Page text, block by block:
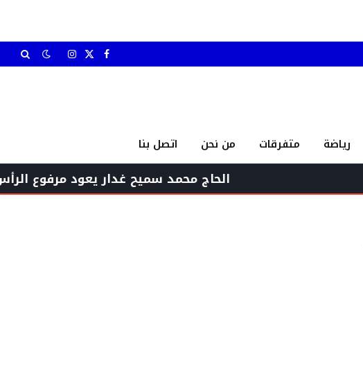
فيسبوك
X الانستغرام
رياضة متفرقات من نحن اتصل بنا
الحاج محمد سميح غدار يعود مرفوع الرأس بين